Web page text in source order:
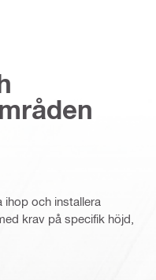
ihop och installera
krav på specifik höjd,